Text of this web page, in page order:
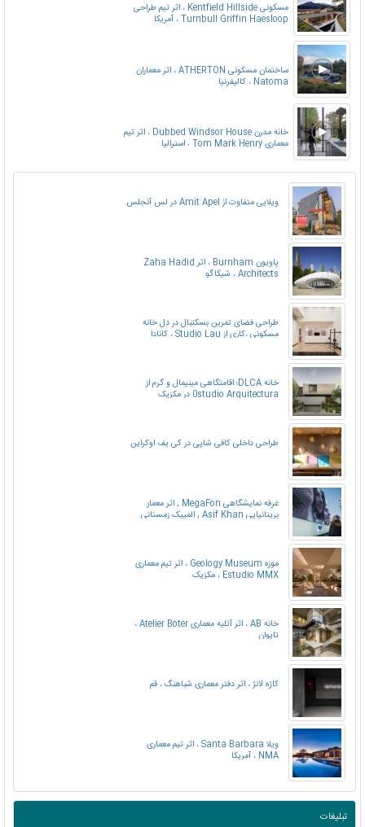
مسکونی Kentfield Hillside ، اثر تیم طراحی
Turnbull Griffin Haesloop ، آمریکا
ساختمان مسکونی ATHERTON ، اثر معماران
Natoma ، کالیفرنیا
خانه مدرن Dubbed Windsor House ، اثر تیم
معماری Tom Mark Henry ، استرالیا
ویلایی متفاوت از Amit Apel در لس آنجلس
پاویون Burnham ، اثر Zaha Hadid
Architects ، شیکاگو
طراحی فضای تمرین بسکتبال در دل خانه
مسکونی ،کاری از Studio Lau ، کانادا
خانه DLCA؛ اقامتگاهی مینیمال و گرم از
0studio Arquitectura در مکزیک
طراحی داخلی کافی شاپی در کی یف اوکراین
غرفه نمایشگاهی MegaFon , اثر معمار
بریتانیایی Asif Khan , المپیک زمستانی
موزه Geology Museum ، اثر تیم معماری
Estudio MMX ، مکزیک
خانه AB ، اثر آتلیه معماری Atelier Boter ،
تایوان
کاژه لانژ ، اثر دفتر معماری شباهنگ ، قم
ویلا Santa Barbara ، اثر تیم معماری
NMA ، آمریکا
تبلیغات